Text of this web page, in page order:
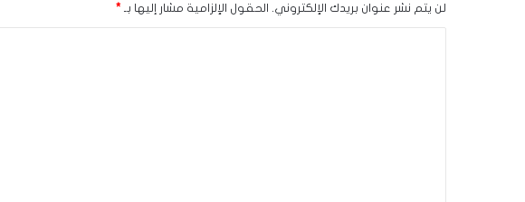
لن يتم نشر عنوان بريدك الإلكتروني. الحقول الإلزامية مشار إليها بـ *